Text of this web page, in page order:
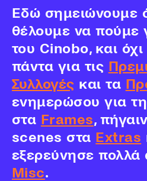
Εδώ σημειώνουμε
θέλουμε να πούμε
του Cinobo, και
πάντα για τις
Συλλογές και τα
ενημερώσου για
στα Frames,
scenes στα Extras
εξερεύνησε πολλά
Misc.